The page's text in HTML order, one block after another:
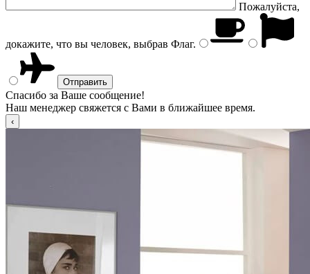
Пожалуйста,
докажите, что вы человек, выбрав Флаг.
Спасибо за Ваше сообщение!
Наш менеджер свяжется с Вами в ближайшее время.